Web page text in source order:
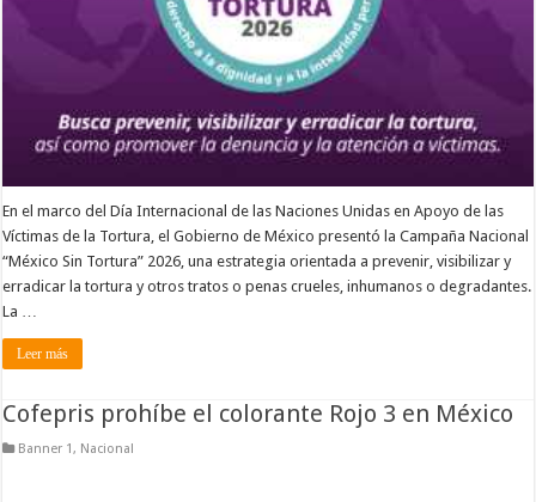
En el marco del Día Internacional de las Naciones Unidas en Apoyo de las
Víctimas de la Tortura, el Gobierno de México presentó la Campaña Nacional
“México Sin Tortura” 2026, una estrategia orientada a prevenir, visibilizar y
erradicar la tortura y otros tratos o penas crueles, inhumanos o degradantes.
La …
Leer más
Cofepris prohíbe el colorante Rojo 3 en México
Banner 1, Nacional